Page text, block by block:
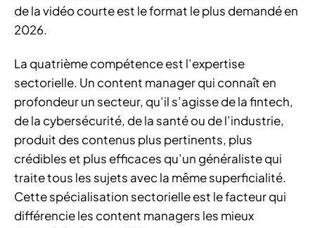
de la vidéo courte est le format le plus demandé en
2026.
La quatrième compétence est l’expertise
sectorielle. Un content manager qui connaît en
profondeur un secteur, qu’il s’agisse de la fintech,
de la cybersécurité, de la santé ou de l’industrie,
produit des contenus plus pertinents, plus
crédibles et plus efficaces qu’un généraliste qui
traite tous les sujets avec la même superficialité.
Cette spécialisation sectorielle est le facteur qui
différencie les content managers les mieux